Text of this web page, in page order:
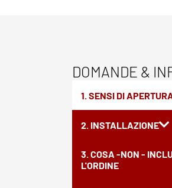
DOMANDE &
1. SENSI DI
2. INSTALLAZIONE
3. COSA -NON -
L'ORDINE